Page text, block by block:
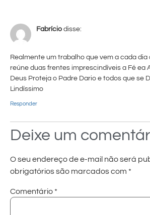
Fabrício disse:
Realmente um trabalho que vem a cada
reúne duas frentes imprescindíveis a Fé ea
Deus Proteja o Padre Dario e todos que se
Lindíssimo
Responder
Deixe um
O seu endereço de e-mail não será
obrigatórios são marcados com *
Comentário *